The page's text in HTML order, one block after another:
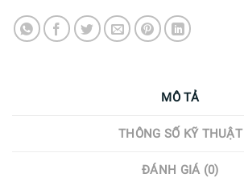
MÔ TẢ
THÔNG SỐ KỸ THUẬT
ĐÁNH GIÁ (0)